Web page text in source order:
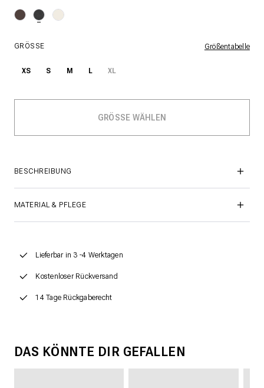
GRÖSSE Größentabelle
XS S M L XL
BESCHREIBUNG
MATERIAL & PFLEGE
Lieferbar in 3 -4 Werktagen
Kostenloser Rückversand
14 Tage Rückgaberecht
DAS KÖNNTE DIR GEFALLEN